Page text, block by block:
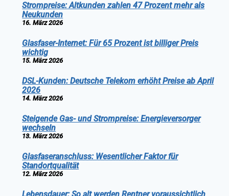
Strompreise: Altkunden zahlen 47 Prozent mehr als
Neukunden
16. März 2026
Glasfaser-Internet: Für 65 Prozent ist billiger Preis
wichtig
15. März 2026
DSL-Kunden: Deutsche Telekom erhöht Preise ab April
2026
14. März 2026
Steigende Gas- und Strompreise: Energieversorger
wechseln
13. März 2026
Glasfaseranschluss: Wesentlicher Faktor für
Standortqualität
12. März 2026